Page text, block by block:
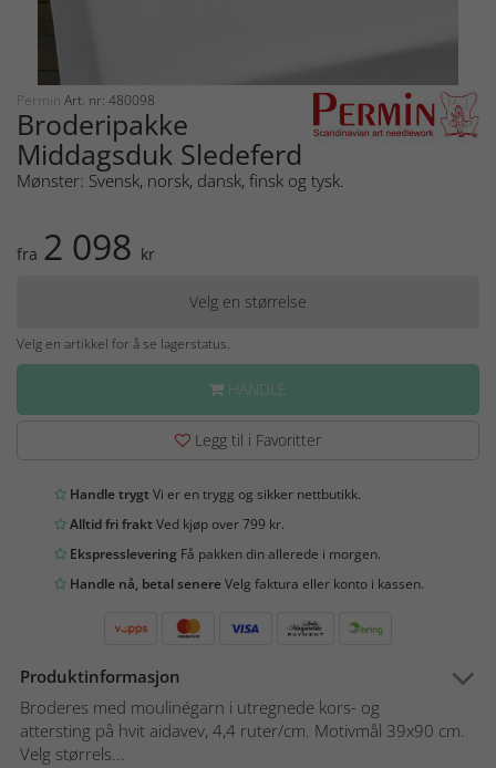
Permin Art. nr: 480098
Broderipakke
Middagsduk Sledeferd
Mønster: Svensk, norsk, dansk, finsk og tysk.
fra 2 098 kr
Velg en størrelse
Velg en artikkel for å se lagerstatus.
HANDLE
Legg til i Favoritter
Handle trygtVi er en trygg og sikker nettbutikk.
Alltid fri fraktVed kjøp over 799 kr.
Ekspresslevering Få pakken din allerede i morgen.
Handle nå, betal senereVelg faktura eller konto i kassen.
Produktinformasjon
Broderes med moulinégarn i utregnede kors- og
attersting på hvit aidavev, 4,4 ruter/cm. Motivmål 39x90 cm.
Velg størrels...